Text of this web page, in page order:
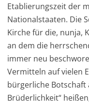
Etablierungszeit der
Nationalstaaten. Die
Kirche für die, nunja,
an dem die
immer neu
Vermitteln auf vielen
bürgerliche Botschaft
Brüderlichkeit“